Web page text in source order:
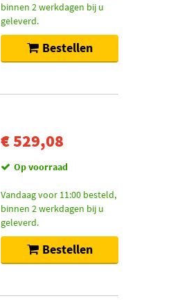
binnen 2 werkdagen bij u
geleverd.
Bestellen
€ 529,08
Op voorraad
Vandaag voor 11:00 besteld,
binnen 2 werkdagen bij u
geleverd.
Bestellen